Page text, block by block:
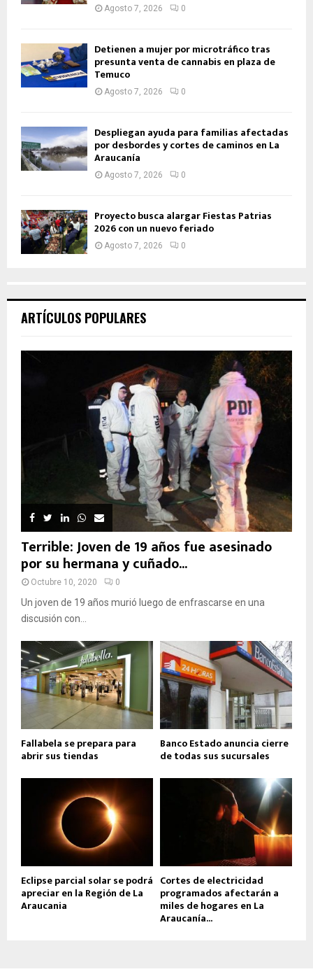
Agosto 7, 2026 0
Detienen a mujer por microtráfico tras
presunta venta de cannabis en plaza de
Temuco
Agosto 7, 2026 0
Despliegan ayuda para familias afectadas
por desbordes y cortes de caminos en La
Araucanía
Agosto 7, 2026 0
Proyecto busca alargar Fiestas Patrias
2026 con un nuevo feriado
Agosto 7, 2026 0
ARTÍCULOS POPULARES
Terrible: Joven de 19 años fue asesinado
por su hermana y cuñado...
Octubre 10, 2020 0
Un joven de 19 años murió luego de enfrascarse en una
discusión con...
Fallabela se prepara para
abrir sus tiendas
Banco Estado anuncia cierre
de todas sus sucursales
Eclipse parcial solar se podrá
apreciar en la Región de La
Araucania
Cortes de electricidad
programados afectarán a
miles de hogares en La
Araucanía...